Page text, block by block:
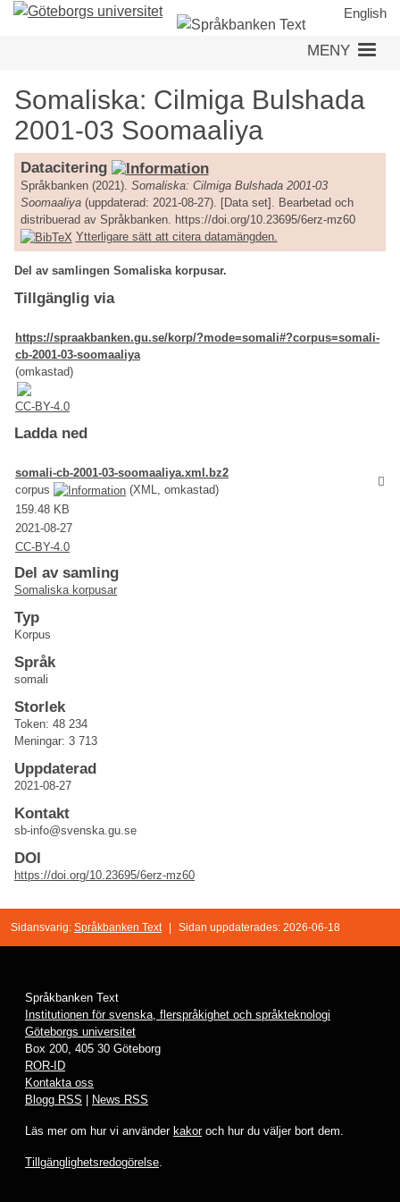
Hoppa
English
MENY
Somaliska: Cilmiga Bulshada
2001-03 Soomaaliya
Datacitering
Språkbanken (2021). Somaliska: Cilmiga Bulshada 2001-03
Soomaaliya(uppdaterad: 2021-08-27). [Data set]. Bearbetad och
distribuerad av Språkbanken. https://doi.org/10.23695/6erz-mz60
Ytterligare sätt att citera datamängden.
Del av samlingen Somaliska korpusar.
Tillgänglig via
https://spraakbanken.gu.se/korp/?mode=somali#?corpus=somali-
cb-2001-03-soomaaliya
(omkastad)
CC-BY-4.0
Ladda ned
somali-cb-2001-03-soomaaliya.xml.bz2
corpus
(XML, omkastad)
159.48 KB
2021-08-27
CC-BY-4.0
Del av samling
Somaliska korpusar
Typ
Korpus
Språk
somali
Storlek
Token: 48 234
Meningar: 3 713
Uppdaterad
2021-08-27
Kontakt
sb-info@svenska.gu.se
DOI
https://doi.org/10.23695/6erz-mz60
Sidansvarig: Språkbanken Text Sidan uppdaterades: 2026-06-18
Språkbanken Text
Institutionen för svenska, flerspråkighet och språkteknologi
Göteborgs universitet
Box 200, 405 30 Göteborg
ROR-ID
Kontakta oss
Blogg RSS
News RSS
Läs mer om hur vi använder kakoroch hur du väljer bort dem.
Tillgänglighetsredogörelse.